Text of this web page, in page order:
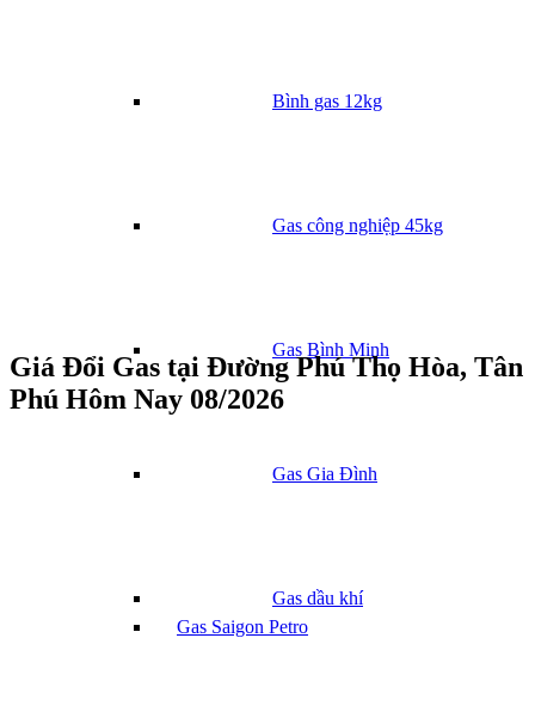
Bình gas 12kg
Gas công nghiệp 45kg
Gas Bình Minh
Gas Gia Đình
Gas dầu khí
Gas Saigon Petro
Giá Đổi Gas tại Đường Phú Thọ Hòa, Tân
Phú Hôm Nay 08/2026